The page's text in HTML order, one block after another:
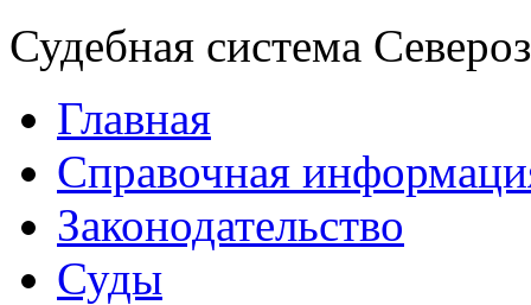
Судебная система
Главная
Справочная
Законодательство
Суды